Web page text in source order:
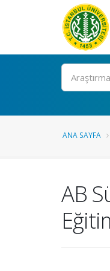
Ara
ANA SAYFA
AB